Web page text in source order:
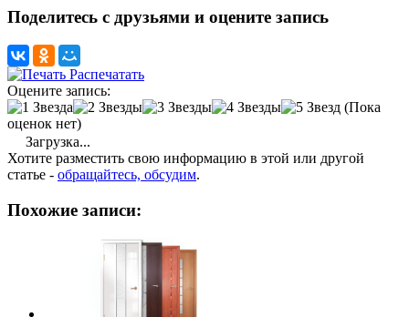
Поделитесь с друзьями и оцените запись
Распечатать
Оцените запись:
(Пока
оценок нет)
Загрузка...
Хотите разместить свою информацию в этой или другой
статье - обращайтесь, обсудим.
Похожие записи: